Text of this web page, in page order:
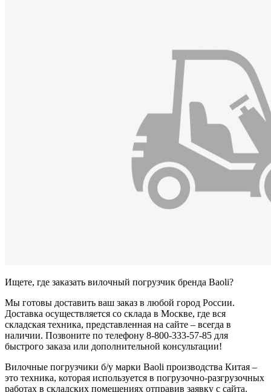
Ищете, где заказать вилочный погрузчик бренда Baoli?
Мы готовы доставить ваш заказ в любой город России.
Доставка осуществляется со склада в Москве, где вся
складская техника, представленная на сайте – всегда в
наличии. Позвоните по телефону 8-800-333-57-85 для
быстрого заказа или дополнительной консультации!
Вилочные погрузчики б/у марки Baoli производства Китая –
это техника, которая используется в погрузочно-разгрузочных
работах в складских помещениях отправив заявку с сайта.